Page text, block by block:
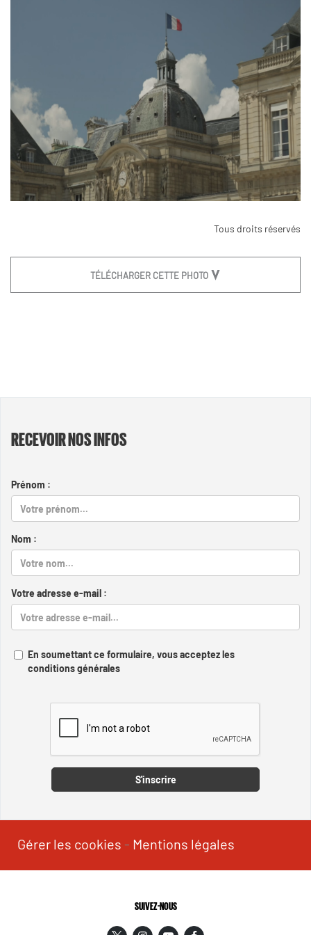
Tous droits réservés
TÉLÉCHARGER CETTE PHOTO
RECEVOIR NOS INFOS
Prénom :
Nom :
Votre adresse e-mail :
En soumettant ce formulaire, vous acceptez les
conditions générales
S'inscrire
Gérer les cookies - Mentions légales
SUIVEZ-NOUS